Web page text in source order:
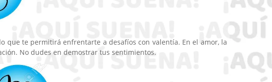
que te permitirá enfrentarte a desafíos con valentía. En el amor, la
No dudes en demostrar tus sentimientos.